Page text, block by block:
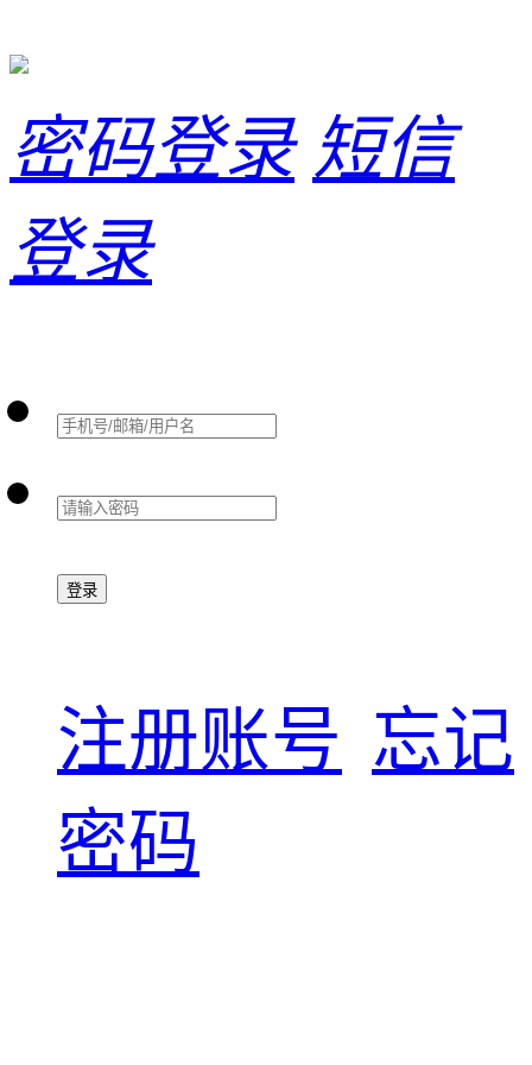
密码登录 短信
登录
登录
注册账号 忘记
密码